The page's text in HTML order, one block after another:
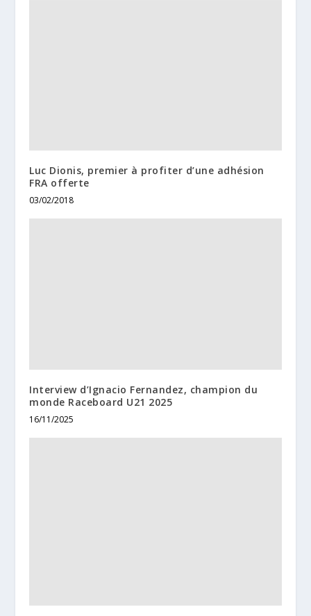
Luc Dionis, premier à profiter d’une adhésion
FRA offerte
03/02/2018
Interview d’Ignacio Fernandez, champion du
monde Raceboard U21 2025
16/11/2025